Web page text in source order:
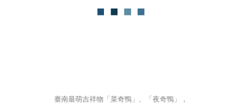
臺南最萌吉祥物「菜奇鴨」、「夜奇鴨」，